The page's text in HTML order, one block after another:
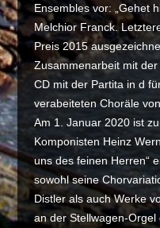
Ensembles vor: „Gehet
Melchior Franck.
Preis 2015
Zusammenarbeit mit
CD mit der Partita in d
verabeiteten Choräle
Am 1. Januar 2020 ist
Komponisten Heinz
uns des feinen Herren“
sowohl seine
Distler als auch Werke
an der Stellwagen-Orgel